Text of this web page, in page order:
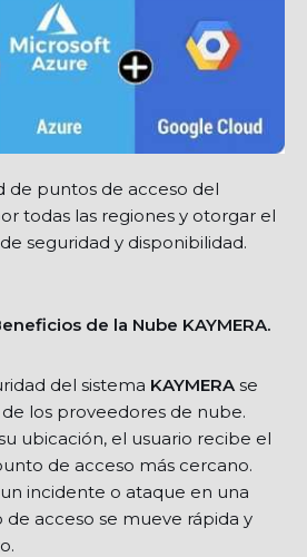
de puntos de acceso del
todas las regiones y otorgar el
seguridad y disponibilidad.
de la Nube KAYMERA.
del sistema KAYMERA se
los proveedores de nube.
ubicación, el usuario recibe el
de acceso más cercano.
incidente o ataque en una
acceso se mueve rápida y